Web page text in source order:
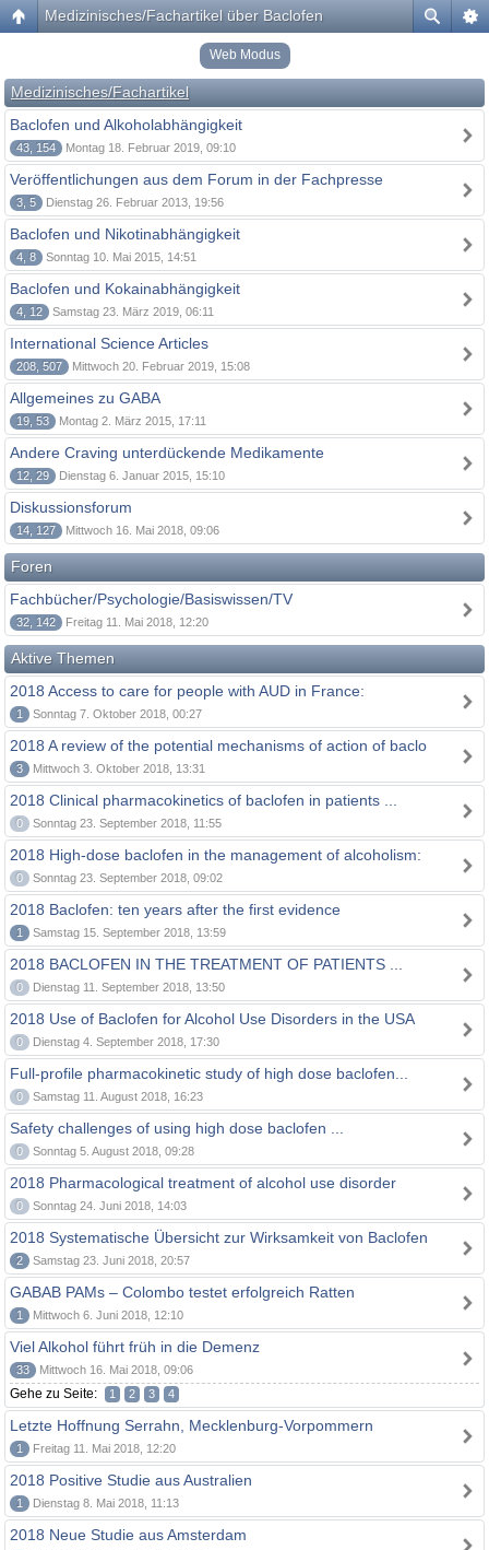
Medizinisches/Fachartikel über Baclofen
Web Modus
Medizinisches/Fachartikel
Baclofen und Alkoholabhängigkeit
43, 154 Montag 18. Februar 2019, 09:10
Veröffentlichungen aus dem Forum in der Fachpresse
3, 5 Dienstag 26. Februar 2013, 19:56
Baclofen und Nikotinabhängigkeit
4, 8 Sonntag 10. Mai 2015, 14:51
Baclofen und Kokainabhängigkeit
4, 12 Samstag 23. März 2019, 06:11
International Science Articles
208, 507 Mittwoch 20. Februar 2019, 15:08
Allgemeines zu GABA
19, 53 Montag 2. März 2015, 17:11
Andere Craving unterdückende Medikamente
12, 29 Dienstag 6. Januar 2015, 15:10
Diskussionsforum
14, 127 Mittwoch 16. Mai 2018, 09:06
Foren
Fachbücher/Psychologie/Basiswissen/TV
32, 142 Freitag 11. Mai 2018, 12:20
Aktive Themen
2018 Access to care for people with AUD in France:
1 Sonntag 7. Oktober 2018, 00:27
2018 A review of the potential mechanisms of action of baclo
3 Mittwoch 3. Oktober 2018, 13:31
2018 Clinical pharmacokinetics of baclofen in patients ...
0 Sonntag 23. September 2018, 11:55
2018 High-dose baclofen in the management of alcoholism:
0 Sonntag 23. September 2018, 09:02
2018 Baclofen: ten years after the first evidence
1 Samstag 15. September 2018, 13:59
2018 BACLOFEN IN THE TREATMENT OF PATIENTS ...
0 Dienstag 11. September 2018, 13:50
2018 Use of Baclofen for Alcohol Use Disorders in the USA
0 Dienstag 4. September 2018, 17:30
Full-profile pharmacokinetic study of high dose baclofen...
0 Samstag 11. August 2018, 16:23
Safety challenges of using high dose baclofen ...
0 Sonntag 5. August 2018, 09:28
2018 Pharmacological treatment of alcohol use disorder
0 Sonntag 24. Juni 2018, 14:03
2018 Systematische Übersicht zur Wirksamkeit von Baclofen
2 Samstag 23. Juni 2018, 20:57
GABAB PAMs – Colombo testet erfolgreich Ratten
1 Mittwoch 6. Juni 2018, 12:10
Viel Alkohol führt früh in die Demenz
33 Mittwoch 16. Mai 2018, 09:06
Gehe zu Seite: 1 2 3 4
Letzte Hoffnung Serrahn, Mecklenburg-Vorpommern
1 Freitag 11. Mai 2018, 12:20
2018 Positive Studie aus Australien
1 Dienstag 8. Mai 2018, 11:13
2018 Neue Studie aus Amsterdam